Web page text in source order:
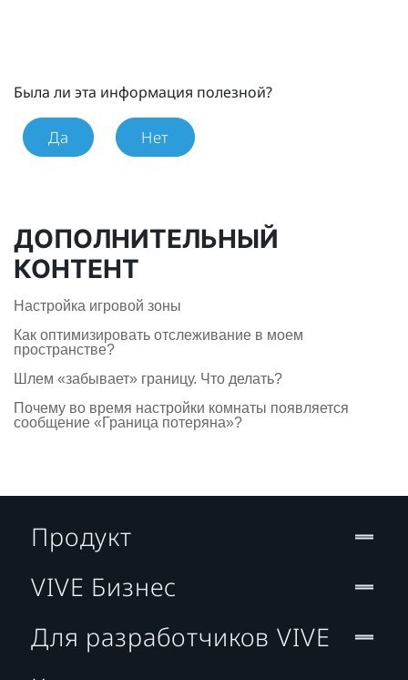
Была ли эта информация полезной?
Да Нет
ДОПОЛНИТЕЛЬНЫЙ
КОНТЕНТ
Настройка игровой зоны
Как оптимизировать отслеживание в моем
пространстве?
Шлем «забывает» границу. Что делать?
Почему во время настройки комнаты появляется
сообщение «Граница потеряна»?
Продукт
VIVE Бизнес
Для разработчиков VIVE